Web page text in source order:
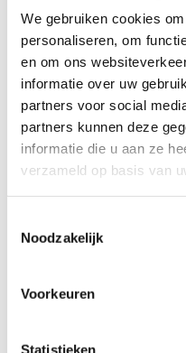
We gebruiken cookies
personaliseren, om
en om ons
informatie over uw
partners voor social
partners kunnen deze
informatie die u aan ze
verzameld op basis van
Noodzakelijk
Voorkeuren
Statistieken
Graag met meer dan
kostprijs 17.5 euro per